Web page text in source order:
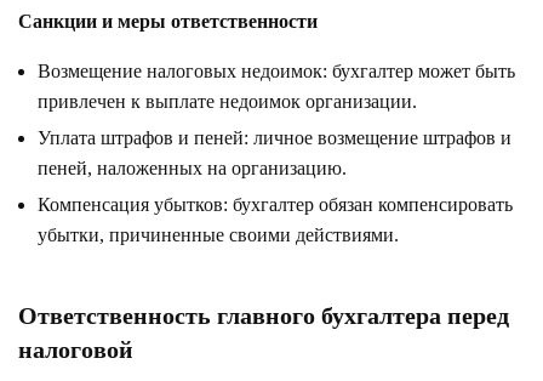
Санкции и меры ответственности
Возмещение налоговых недоимок: бухгалтер может быть
привлечен к выплате недоимок организации.
Уплата штрафов и пеней: личное возмещение штрафов и
пеней, наложенных на организацию.
Компенсация убытков: бухгалтер обязан компенсировать
убытки, причиненные своими действиями.
Ответственность главного бухгалтера перед
налоговой